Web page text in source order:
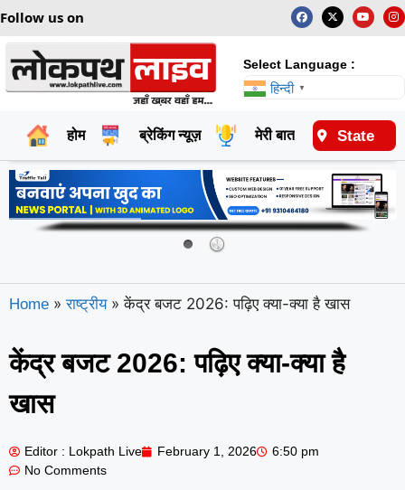
Follow us on
Select Language :
हिन्दी ▼
होम ब्रेकिंग न्यूज़ मेरी बात राष्ट्रीय
State
Home » राष्ट्रीय » केंद्र बजट 2026: पढ़िए क्या-क्या है खास
केंद्र बजट 2026: पढ़िए क्या-क्या है
खास
Editor : Lokpath Live February 1, 2026
6:50 pm
No Comments